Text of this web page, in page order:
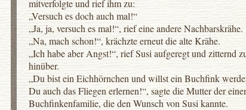
mitverfolgte und rief ihm zu:
„Versuch es doch auch mal!“
„Ja, ja, versuch es mal!“, rief eine andere Nachbarskrähe.
„Na, mach schon!“, krächzte erneut die alte Krähe.
„Ich habe aber Angst!“, rief Susi aufgeregt und zitternd
hinüber.
„Du bist ein Eichhörnchen und willst ein Buchfink
Du auch das Fliegen erlernen!“, sagte die Mutter der
Buchfinkenfamilie, die den Wunsch von Susi kannte.